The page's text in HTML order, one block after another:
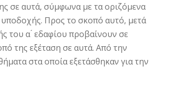
σε αυτά, σύμφωνα με τα οριζόμενα
Προς το σκοπό αυτό, μετά
του α ́ εδαφίου προβαίνουν σε
της εξέταση σε αυτά. Από την
στα οποία εξετάσθηκαν για την